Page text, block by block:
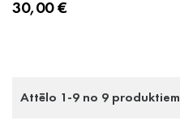
30,00 €
Attēlo 1-9 no 9 produktiem